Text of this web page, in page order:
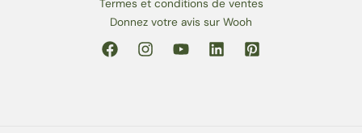
Termes et conditions de ventes
Donnez votre avis sur Wooh